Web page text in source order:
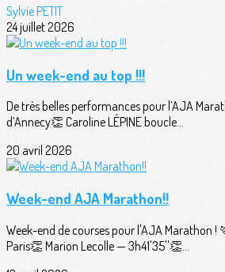
Sylvie PETIT
24 juillet 2026
Un week-end au top !!!
De très belles performances pour l’AJA
d’Annecy👏 Caroline LÉPINE boucle...
20 avril 2026
Week-end AJA Marathon!!
Week-end de courses pour l'AJA
Paris👏 Marion Lecolle — 3h41'35''👏...